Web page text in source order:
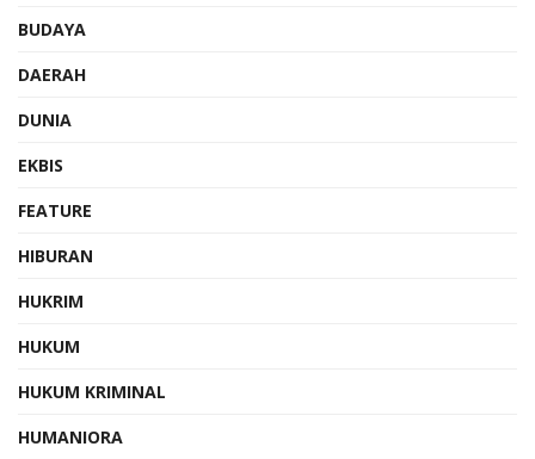
BUDAYA
DAERAH
DUNIA
EKBIS
FEATURE
HIBURAN
HUKRIM
HUKUM
HUKUM KRIMINAL
HUMANIORA